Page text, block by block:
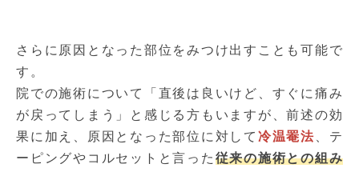
さらに原因となった部位をみつけ出すことも可能で
す。
院での施術について「直後は良いけど、すぐに痛み
が戻ってしまう」と感じる方もいますが、前述の効
果に加え、原因となった部位に対して 冷温罨法 、テ
ーピングやコルセットと言った 従来の施術との組み